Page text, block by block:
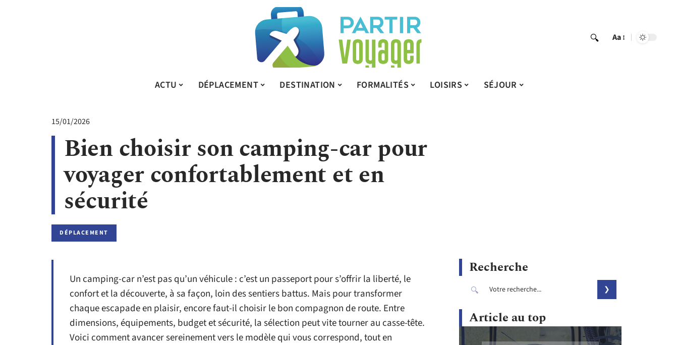
Aa
ACTU DÉPLACEMENT DESTINATION FORMALITÉS LOISIRS SÉJOUR
15/01/2026
Bien choisir son camping-car pour
voyager confortablement et en
sécurité
DÉPLACEMENT
Un camping-car n’est pas qu’un véhicule : c’est un passeport pour s’offrir la liberté, le
confort et la découverte, à sa façon, loin des sentiers battus. Mais pour transformer
chaque escapade en plaisir, encore faut-il choisir le bon compagnon de route. Entre
dimensions, équipements, budget et sécurité, la sélection peut vite tourner au casse-tête.
Voici comment avancer sereinement vers le modèle qui vous correspond, tout en
Recherche
Article au top